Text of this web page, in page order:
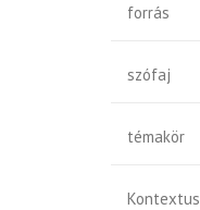
forrás
szófaj
témakör
Kontextus